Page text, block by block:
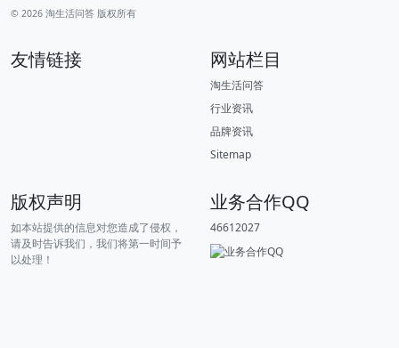
© 2026 淘生活问答 版权所有
友情链接 网站栏目
淘生活问答
行业资讯
品牌资讯
Sitemap
版权声明
如本站提供的信息对您造成了侵权，
请及时告诉我们，我们将第一时间予
以处理！
业务合作QQ
46612027